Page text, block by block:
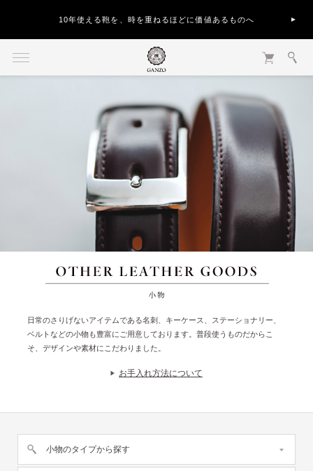
10年使える鞄を、時を重ねるほどに価値あるものへ
日常のさりげないアイテムである名刺、キーケース、ステーショナリー、
ベルトなどの小物も豊富にご用意しております。普段使うものだからこ
そ、デザインや素材にこだわりました。
お手入れ方法について
小物のタイプから探す